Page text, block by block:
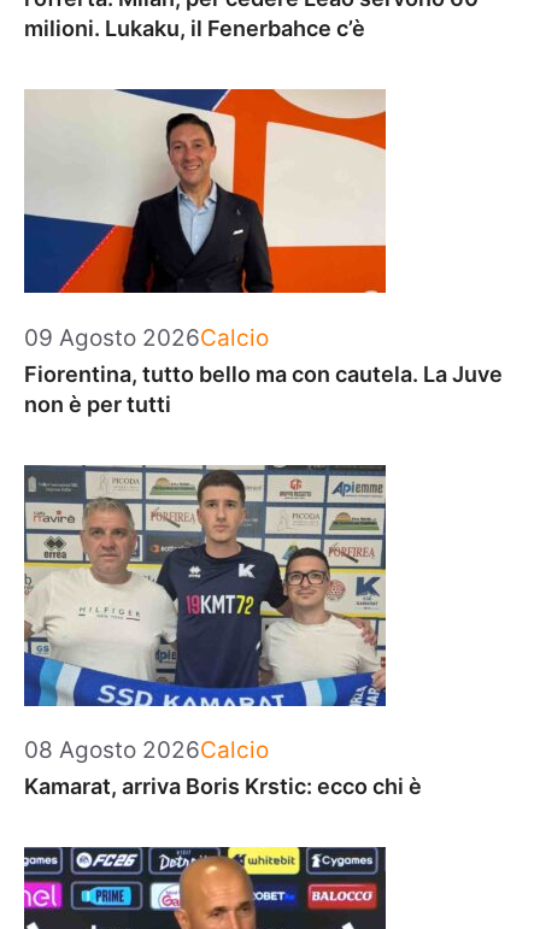
milioni. Lukaku, il Fenerbahce c’è
09 Agosto 2026Categorie
Calcio
Fiorentina, tutto bello ma con cautela. La Juve
non è per tutti
08 Agosto 2026Categorie
Calcio
Kamarat, arriva Boris Krstic: ecco chi è